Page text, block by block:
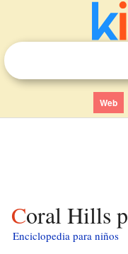
Web
Coral Hills
Enciclopedia para niños